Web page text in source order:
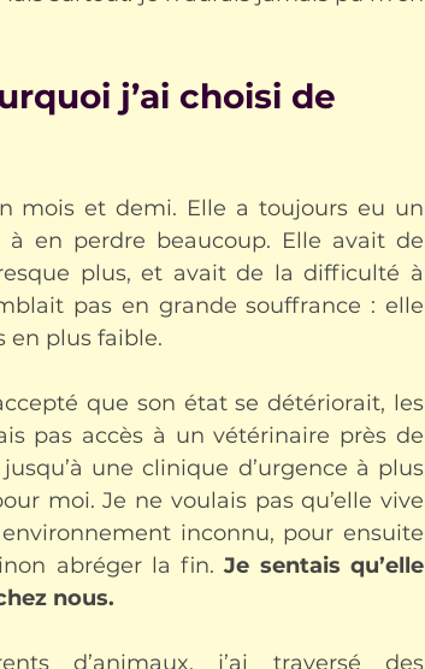
j’ai choisi de
mois et demi. Elle a toujours eu un
en perdre beaucoup. Elle avait de
plus, et avait de la difficulté à
pas en grande souffrance : elle
en plus faible.
que son état se détériorait, les
pas accès à un vétérinaire près de
une clinique d’urgence à plus
moi. Je ne voulais pas qu’elle vive
inconnu, pour ensuite
abréger la fin. Je sentais qu’elle
nous.
d’animaux, j’ai traversé des